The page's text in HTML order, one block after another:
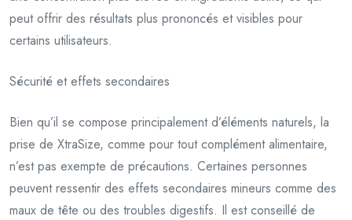
peut offrir des résultats plus prononcés et visibles pour
certains utilisateurs.
Sécurité et effets secondaires
Bien qu’il se compose principalement d’éléments naturels, la
prise de XtraSize, comme pour tout complément alimentaire,
n’est pas exempte de précautions. Certaines personnes
peuvent ressentir des effets secondaires mineurs comme des
maux de tête ou des troubles digestifs. Il est conseillé de